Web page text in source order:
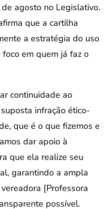
agosto no Legislativo.
que a cartilha
a estratégia do uso
em quem já faz o
continuidade ao
infração ético-
que é o que fizemos e
dar apoio à
que ela realize seu
garantindo a ampla
[Professora
possível.